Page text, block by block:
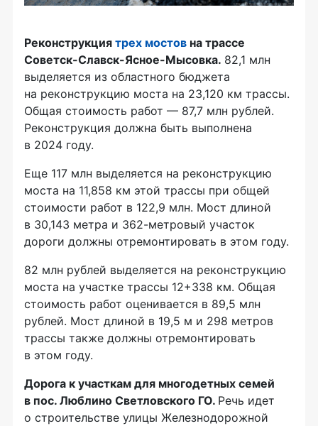
Реконструкция трех мостов на трассе
Советск-Славск-Ясное-Мысовка. 82,1 млн
выделяется из областного бюджета
на реконструкцию моста на 23,120 км трассы.
Общая стоимость работ — 87,7 млн рублей.
Реконструкция должна быть выполнена
в 2024 году.
Еще 117 млн выделяется на реконструкцию
моста на 11,858 км этой трассы при общей
стоимости работ в 122,9 млн. Мост длиной
в 30,143 метра и 362-метровый участок
дороги должны отремонтировать в этом году.
82 млн рублей выделяется на реконструкцию
моста на участке трассы 12+338 км. Общая
стоимость работ оценивается в 89,5 млн
рублей. Мост длиной в 19,5 м и 298 метров
трассы также должны отремонтировать
в этом году.
Дорога к участкам для многодетных семей
в пос. Люблино Светловского ГО. Речь идет
о строительстве улицы Железнодорожной